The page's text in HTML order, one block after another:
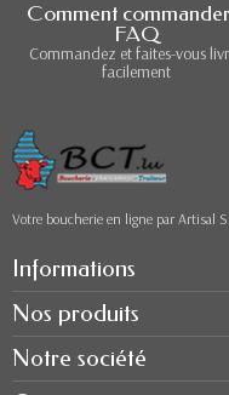
Comment
FAQ
Commandez et faites-vous
facilement
Votre boucherie en ligne par Artisal
Informations
Nos produits
Notre société